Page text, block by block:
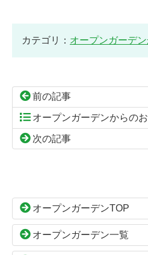
カテゴリ： オープンガーデ
前の記事
オープンガーデンからの
次の記事
ン
本
文
の
頭
へ
オープンガーデンTOP
オープンガーデン一覧